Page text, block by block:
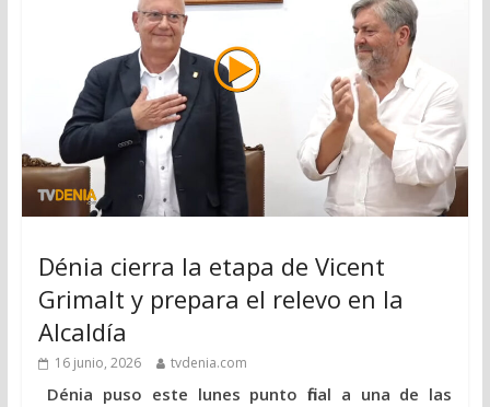
Dénia cierra la etapa de Vicent
Grimalt y prepara el relevo en la
Alcaldía
16 junio, 2026 tvdenia.com
Dénia puso este lunes punto final a una de las